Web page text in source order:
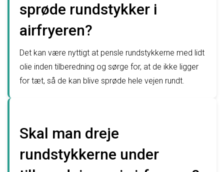
sprøde rundstykker i
airfryeren?
Det kan være nyttigt at pensle rundstykkerne med lidt
olie inden tilberedning og sørge for, at de ikke ligger
for tæt, så de kan blive sprøde hele vejen rundt.
Skal man dreje
rundstykkerne under